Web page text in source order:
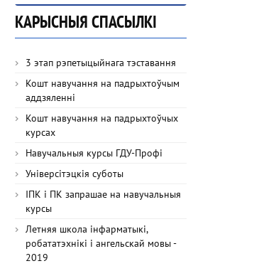
КАРЫСНЫЯ СПАСЫЛКІ
3 этап рэпетыцыйнага тэставання
Кошт навучання на падрыхтоўчым
аддзяленні
Кошт навучання на падрыхтоўчых
курсах
Навучальныя курсы ГДУ-Профі
Універсітэцкія суботы
ІПК і ПК запрашае на навучальныя
курсы
Летняя школа інфарматыкі,
робататэхнікі і ангельскай мовы -
2019